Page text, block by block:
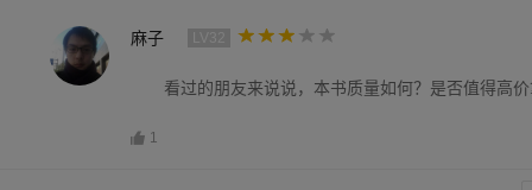
麻子
看过的朋友来说说，本书质量如何？是否值得高
1